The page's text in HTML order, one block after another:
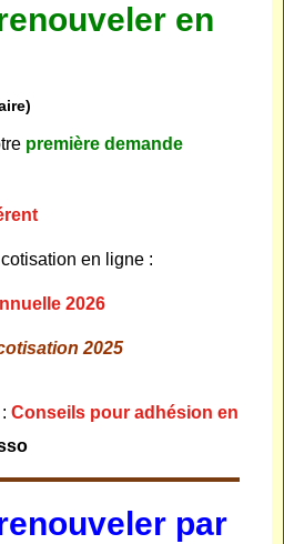
en
première demande
en ligne :
2026
2025
Conseils pour adhésion en
par